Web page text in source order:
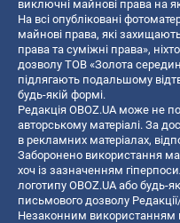
виключні майнові права на
На всі опубліковані
майнові права, які
права та суміжні права»,
дозволу ТОВ «Золота
підлягають подальшому
будь-якій формі.
Редакція OBOZ.UA може не
авторському матеріалі. За
в рекламних матеріалах,
Заборонено використання
хоч із зазначенням
логотипу OBOZ.UA або будь-
письмового дозволу
Незаконним використанням